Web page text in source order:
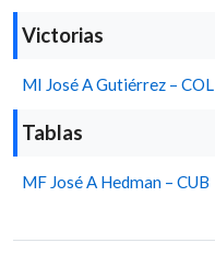
Victorias
MI José A Gutiérrez – COL
Tablas
MF José A Hedman – CUB